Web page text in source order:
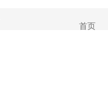
首页